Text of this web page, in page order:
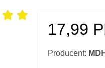
17,99
Producent: MDH